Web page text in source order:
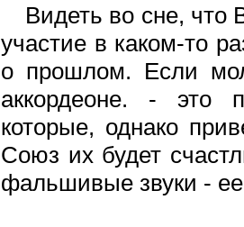
Видеть во сне, что
участие в каком-то
о прошлом. Если
аккордеоне. - это
которые, однако
Союз их будет
фальшивые звуки - ее